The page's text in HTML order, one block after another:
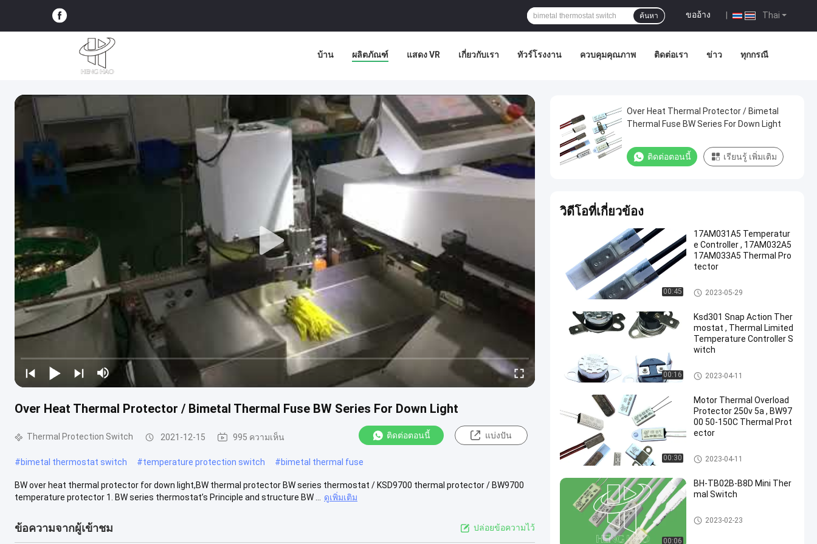
Thai
ขออ้าง
ค้นหา
บ้าน ผลิตภัณฑ์ แสดง VR เกี่ยวกับเรา ทัวร์โรงงาน ควบคุมคุณภาพ ติดต่อเรา ข่าว ทุกกรณี
Over Heat Thermal Protector / Bimetal Thermal Fuse BW Series For Down Light
Thermal Protection Switch 2021-12-15 995 ความเห็น ติดต่อตอนนี้ แบ่งปัน
#bimetal thermostat switch #temperature protection switch #bimetal thermal fuse
BW over heat thermal protector for down light,BW thermal protector BW series thermostat / KSD9700 thermal protector / BW9700
temperature protector 1. BW series thermostat’s Principle and structure BW ...
ดูเพิ่มเติม
ข้อความจากผู้เข้าชม ปล่อยข้อความไว้
Over Heat Thermal Protector / Bimetal
Thermal Fuse BW Series For Down Light
ติดต่อตอนนี้ เรียนรู้ เพิ่มเติม
วิดีโอที่เกี่ยวข้อง
00:45
17AM031A5 Temperatur
e Controller , 17AM032A5
17AM033A5 Thermal Pro
tector
17AM Thermal Protector
2023-05-29
00:16
Ksd301 Snap Action Ther
mostat , Thermal Limited
Temperature Controller S
witch
KSD301 Bimetal Thermostat
2023-04-11
00:30
Motor Thermal Overload
Protector 250v 5a , BW97
00 50-150C Thermal Prot
ector
KSD301 Bimetal Thermostat
2023-04-11
00:06
BH-TB02B-B8D Mini Ther
mal Switch
Mini Thermal Switch
2023-02-23